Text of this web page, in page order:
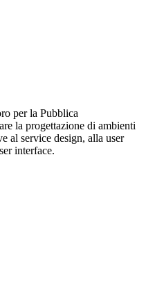
per la Pubblica
la progettazione di ambienti
al service design, alla user
interface.